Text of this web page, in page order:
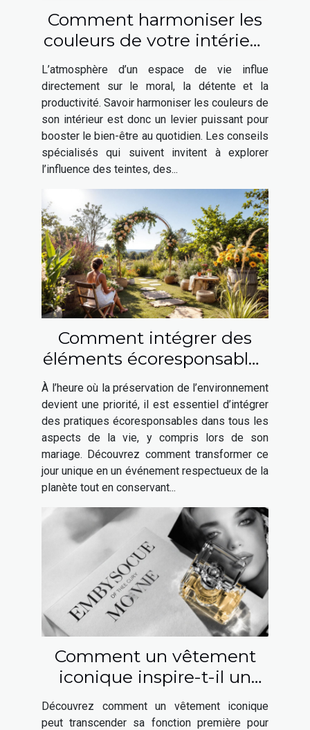
Comment harmoniser les
couleurs de votre intérieur
pour booster votre bien-
être ?
L’atmosphère d’un espace de vie influe
directement sur le moral, la détente et la
productivité. Savoir harmoniser les couleurs de
son intérieur est donc un levier puissant pour
booster le bien-être au quotidien. Les conseils
spécialisés qui suivent invitent à explorer
l’influence des teintes, des...
Comment intégrer des
éléments écoresponsables
à votre mariage ?
À l’heure où la préservation de l’environnement
devient une priorité, il est essentiel d’intégrer
des pratiques écoresponsables dans tous les
aspects de la vie, y compris lors de son
mariage. Découvrez comment transformer ce
jour unique en un événement respectueux de la
planète tout en conservant...
Comment un vêtement
iconique inspire-t-il un
parfum élégant ?
Découvrez comment un vêtement iconique
peut transcender sa fonction première pour